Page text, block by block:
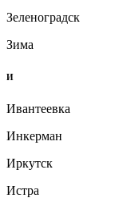
Зеленоградск
Зима
И
Ивантеевка
Инкерман
Иркутск
Истра